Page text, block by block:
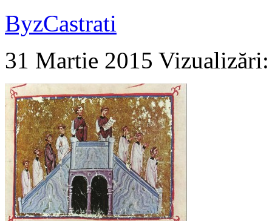
ByzCastrati
31 Martie 2015